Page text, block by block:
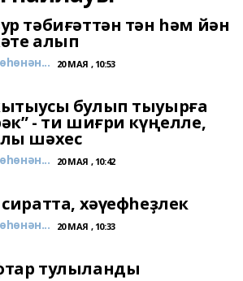
тәбиғәттән тән һәм йән
алып
20 МАЯ , 10:53
булып тыуырға
- ти шиғри күңелле,
шәхес
20 МАЯ , 10:42
сиратта, хәүефһеҙлек
20 МАЯ , 10:33
тулыланды